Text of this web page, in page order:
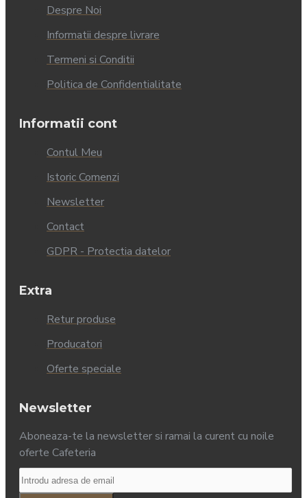
Despre Noi
Informatii despre livrare
Termeni si Conditii
Politica de Confidentialitate
Informatii cont
Contul Meu
Istoric Comenzi
Newsletter
Contact
GDPR - Protectia datelor
Extra
Retur produse
Producatori
Oferte speciale
Newsletter
Aboneaza-te la newsletter si ramai la curent cu noile
oferte Cafeteria